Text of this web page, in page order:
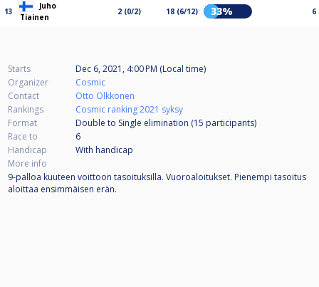
13
Juho
Tiainen
2 (0/2) 18 (6/12) 33% 6
Starts
Dec 6, 2021, 4:00 PM (Local time)
Organizer
Cosmic
Contact
Otto Olkkonen
Rankings
Cosmic ranking 2021 syksy
Format
Double to Single elimination (15 participants)
Race to
6
Handicap
With handicap
More info
9-palloa kuuteen voittoon tasoituksilla. Vuoroaloitukset. Pienempi tasoitus
aloittaa ensimmäisen erän.